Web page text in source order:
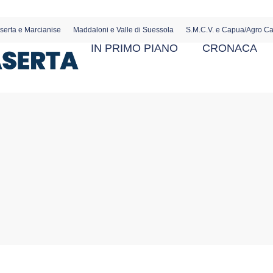
e Marcianise Maddaloni e Valle di Suessola S.M.C.V. e Capua/Agro
IN PRIMO PIANO CRONACA